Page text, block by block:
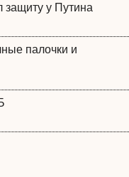
защиту у Путина
палочки и